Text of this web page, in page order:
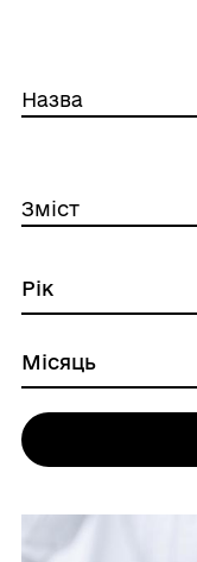
Назва
Зміст